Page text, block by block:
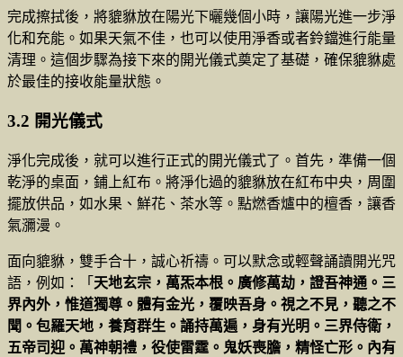
完成擦拭後，將貔貅放在陽光下曬幾個小時，讓陽光進一步淨
化和充能。如果天氣不佳，也可以使用淨香或者鈴鐺進行能量
清理。這個步驟為接下來的開光儀式奠定了基礎，確保貔貅處
於最佳的接收能量狀態。
3.2 開光儀式
淨化完成後，就可以進行正式的開光儀式了。首先，準備一個
乾淨的桌面，鋪上紅布。將淨化過的貔貅放在紅布中央，周圍
擺放供品，如水果、鮮花、茶水等。點燃香爐中的檀香，讓香
氣瀰漫。
面向貔貅，雙手合十，誠心祈禱。可以默念或輕聲誦讀開光咒
語，例如：「 天地玄宗，萬炁本根。廣修萬劫，證吾神通。三
界內外，惟道獨尊。體有金光，覆映吾身。視之不見，聽之不
聞。包羅天地，養育群生。誦持萬遍，身有光明。三界侍衛，
五帝司迎。萬神朝禮，役使雷霆。鬼妖喪膽，精怪亡形。內有